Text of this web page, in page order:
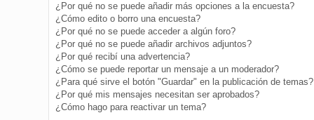
¿Por qué no se puede añadir más opciones a la encuesta?
¿Cómo edito o borro una encuesta?
¿Por qué no se puede acceder a algún foro?
¿Por qué no se puede añadir archivos adjuntos?
¿Por qué recibí una advertencia?
¿Cómo se puede reportar un mensaje a un moderador?
¿Para qué sirve el botón "Guardar" en la publicación de temas?
¿Por qué mis mensajes necesitan ser aprobados?
¿Cómo hago para reactivar un tema?